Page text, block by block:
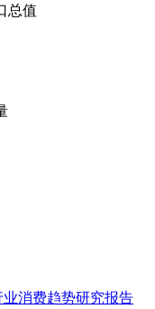
总值
业消费趋势研究报告